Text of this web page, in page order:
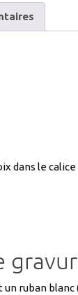
dans le calice
un ruban